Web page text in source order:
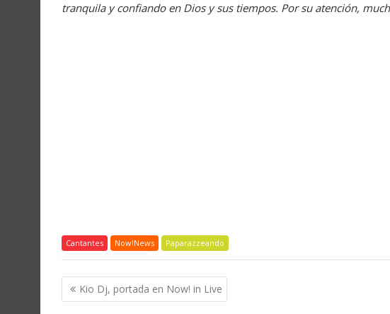
tranquila y confiando en Dios y sus tiempos. Por su atención,
Cantantes Now!News Paparazzeando
Navegación
de
Kio Dj, portada en Now! in Live